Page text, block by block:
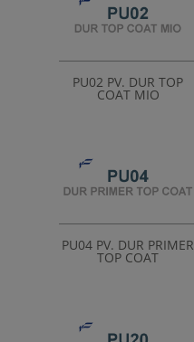
PU02 PV. DUR TOP
COAT MIO
PU04 PV. DUR PRIMER
TOP COAT